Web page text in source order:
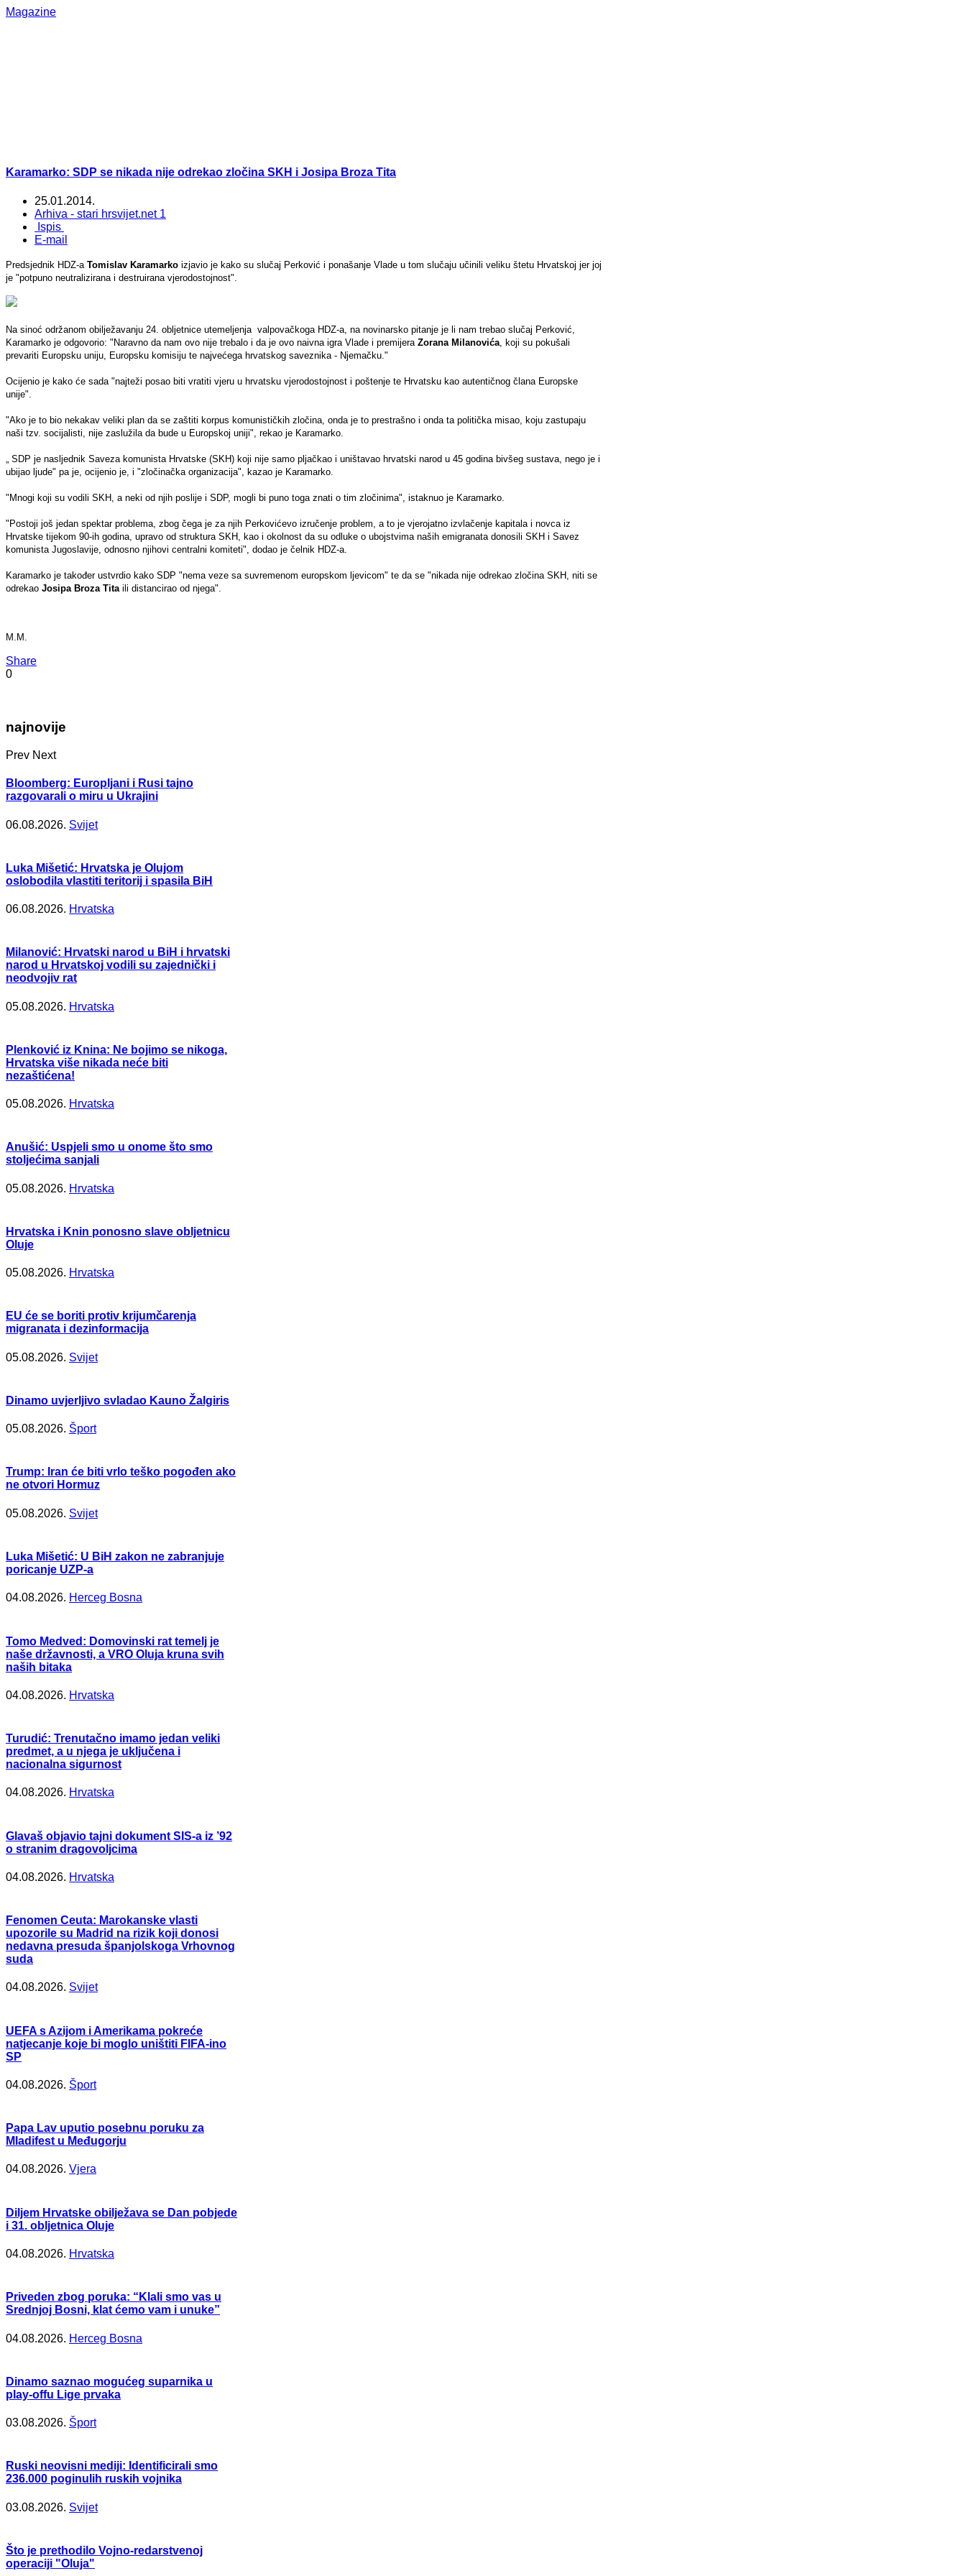
Magazine
Karamarko: SDP se nikada nije odrekao zločina SKH i Josipa Broza Tita
25.01.2014.
Arhiva - stari hrsvijet.net 1
Ispis
E-mail
Predsjednik HDZ-a Tomislav Karamarko izjavio je kako su slučaj Perković i ponašanje Vlade u tom slučaju učinili veliku štetu Hrvatskoj jer joj
je "potpuno neutralizirana i destruirana vjerodostojnost".
Na sinoć održanom obilježavanju 24. obljetnice utemeljenja valpovačkoga HDZ-a, na novinarsko pitanje je li nam trebao slučaj Perković,
Karamarko je odgovorio: "Naravno da nam ovo nije trebalo i da je ovo naivna igra Vlade i premijera Zorana Milanovića , koji su pokušali
prevariti Europsku uniju, Europsku komisiju te najvećega hrvatskog saveznika - Njemačku."
Ocijenio je kako će sada "najteži posao biti vratiti vjeru u hrvatsku vjerodostojnost i poštenje te Hrvatsku kao autentičnog člana Europske
unije".
"Ako je to bio nekakav veliki plan da se zaštiti korpus komunističkih zločina, onda je to prestrašno i onda ta politička misao, koju zastupaju
naši tzv. socijalisti, nije zaslužila da bude u Europskoj uniji", rekao je Karamarko.
„ SDP je nasljednik Saveza komunista Hrvatske (SKH) koji nije samo pljačkao i uništavao hrvatski narod u 45 godina bivšeg sustava, nego je i
ubijao ljude" pa je, ocijenio je, i "zločinačka organizacija", kazao je Karamarko.
"Mnogi koji su vodili SKH, a neki od njih poslije i SDP, mogli bi puno toga znati o tim zločinima", istaknuo je Karamarko.
"Postoji još jedan spektar problema, zbog čega je za njih Perkovićevo izručenje problem, a to je vjerojatno izvlačenje kapitala i novca iz
Hrvatske tijekom 90-ih godina, upravo od struktura SKH, kao i okolnost da su odluke o ubojstvima naših emigranata donosili SKH i Savez
komunista Jugoslavije, odnosno njihovi centralni komiteti", dodao je čelnik HDZ-a.
Karamarko je također ustvrdio kako SDP "nema veze sa suvremenom europskom ljevicom" te da se "nikada nije odrekao zločina SKH, niti se
odrekao Josipa Broza Tita ili distancirao od njega".
M.M.
Share
0
najnovije
Prev Next
Bloomberg: Europljani i Rusi tajno
razgovarali o miru u Ukrajini
06.08.2026. Svijet
Luka Mišetić: Hrvatska je Olujom
oslobodila vlastiti teritorij i spasila BiH
06.08.2026. Hrvatska
Milanović: Hrvatski narod u BiH i hrvatski
narod u Hrvatskoj vodili su zajednički i
neodvojiv rat
05.08.2026. Hrvatska
Plenković iz Knina: Ne bojimo se nikoga,
Hrvatska više nikada neće biti
nezaštićena!
05.08.2026. Hrvatska
Anušić: Uspjeli smo u onome što smo
stoljećima sanjali
05.08.2026. Hrvatska
Hrvatska i Knin ponosno slave obljetnicu
Oluje
05.08.2026. Hrvatska
EU će se boriti protiv krijumčarenja
migranata i dezinformacija
05.08.2026. Svijet
Dinamo uvjerljivo svladao Kauno Žalgiris
05.08.2026. Šport
Trump: Iran će biti vrlo teško pogođen ako
ne otvori Hormuz
05.08.2026. Svijet
Luka Mišetić: U BiH zakon ne zabranjuje
poricanje UZP-a
04.08.2026. Herceg Bosna
Tomo Medved: Domovinski rat temelj je
naše državnosti, a VRO Oluja kruna svih
naših bitaka
04.08.2026. Hrvatska
Turudić: Trenutačno imamo jedan veliki
predmet, a u njega je uključena i
nacionalna sigurnost
04.08.2026. Hrvatska
Glavaš objavio tajni dokument SIS-a iz ’92
o stranim dragovoljcima
04.08.2026. Hrvatska
Fenomen Ceuta: Marokanske vlasti
upozorile su Madrid na rizik koji donosi
nedavna presuda španjolskoga Vrhovnog
suda
04.08.2026. Svijet
UEFA s Azijom i Amerikama pokreće
natjecanje koje bi moglo uništiti FIFA-ino
SP
04.08.2026. Šport
Papa Lav uputio posebnu poruku za
Mladifest u Međugorju
04.08.2026. Vjera
Diljem Hrvatske obilježava se Dan pobjede
i 31. obljetnica Oluje
04.08.2026. Hrvatska
Priveden zbog poruka: “Klali smo vas u
Srednjoj Bosni, klat ćemo vam i unuke”
04.08.2026. Herceg Bosna
Dinamo saznao mogućeg suparnika u
play-offu Lige prvaka
03.08.2026. Šport
Ruski neovisni mediji: Identificirali smo
236.000 poginulih ruskih vojnika
03.08.2026. Svijet
Što je prethodilo Vojno-redarstvenoj
operaciji "Oluja"